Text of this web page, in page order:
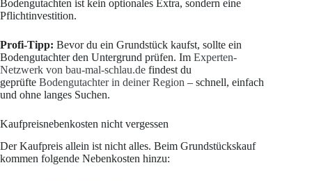
Bodengutachten ist kein optionales Extra, sondern eine
Pflichtinvestition.
Profi-Tipp: Bevor du ein Grundstück kaufst, sollte ein
Bodengutachter den Untergrund prüfen. Im Experten-
Netzwerk von bau-mal-schlau.de findest du
geprüfte Bodengutachter in deiner Region – schnell, einfach
und ohne langes Suchen.
Kaufpreisnebenkosten nicht vergessen
Der Kaufpreis allein ist nicht alles. Beim Grundstückskauf
kommen folgende Nebenkosten hinzu: